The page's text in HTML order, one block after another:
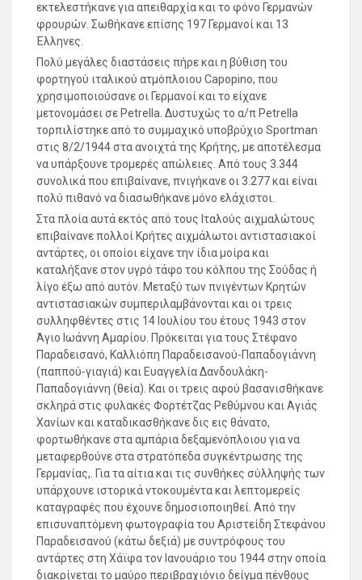
εκτελεστήκανε για απειθαρχία και το φόνο Γερμανών
φρουρών. Σωθήκανε επίσης 197 Γερμανοί και 13
Έλληνες.
Πολύ μεγάλες διαστάσεις πήρε και η βύθιση του
φορτηγού ιταλικού ατμόπλοιου Capopino, που
χρησιμοποιούσανε οι Γερμανοί και το είχανε
μετονομάσει σε Petrella. Δυστυχώς το α/π Petrella
τορπιλίστηκε από το συμμαχικό υποβρύχιο Sportman
στις 8/2/1944 στα ανοιχτά της Κρήτης, με αποτέλεσμα
να υπάρξουνε τρομερές απώλειες. Από τους 3.344
συνολικά που επιβαίνανε, πνιγήκανε οι 3.277 και είναι
πολύ πιθανό να διασωθήκανε μόνο ελάχιστοι.
Στα πλοία αυτά εκτός από τους Ιταλούς αιχμαλώτους
επιβαίνανε πολλοί Κρήτες αιχμάλωτοι αντιστασιακοί
αντάρτες, οι οποίοι είχανε την ίδια μοίρα και
καταλήξανε στον υγρό τάφο του κόλπου της Σούδας ή
λίγο έξω από αυτόν. Μεταξύ των πνιγέντων Κρητών
αντιστασιακών συμπεριλαμβάνονται και οι τρεις
συλληφθέντες στις 14 Ιουλίου του έτους 1943 στον
Άγιο Ιωάννη Αμαρίου. Πρόκειται για τους Στέφανο
Παραδεισανό, Καλλιόπη Παραδεισανού-Παπαδογιάννη
(παππού-γιαγιά) και Ευαγγελία Δανδουλάκη-
Παπαδογιάννη (θεία). Και οι τρεις αφού βασανισθήκανε
σκληρά στις φυλακές Φορτέτζας Ρεθύμνου και Αγιάς
Χανίων και καταδικασθήκανε δις εις θάνατο,
φορτωθήκανε στα αμπάρια δεξαμενόπλοιου για να
μεταφερθούνε στα στρατόπεδα συγκέντρωσης της
Γερμανίας,. Για τα αίτια και τις συνθήκες σύλληψής των
υπάρχουνε ιστορικά ντοκουμέντα και λεπτομερείς
καταγραφές που έχουνε δημοσιοποιηθεί. Από την
επισυναπτόμενη φωτογραφία του Αριστείδη Στεφάνου
Παραδεισανού (κάτω δεξιά) με συντρόφους του
αντάρτες στη Χάϊφα τον Ιανουάριο του 1944 στην οποία
διακρίνεται το μαύρο περιβραχιόνιο δείγμα πένθους